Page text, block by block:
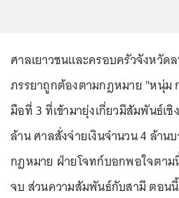
ศาลเยาวชนและครอบครัวจังหวั
ภรรยาถูกต้องตามกฎหมาย "หนุ่ม
มือที่ 3 ที่เข้ามายุ่งเกี่ยวมีสัมพันธ์เชิ
ล้าน ศาลสั่งจ่ายเงินจำนวน 4 ล้าน
กฎหมาย ฝ่ายโจทก์บอกพอใจตา
จบ ส่วนความสัมพันธ์กับสามี ตอน